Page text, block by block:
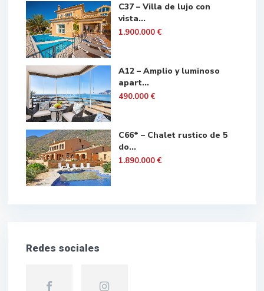
C37 – Villa de lujo con
vista...
1.900.000 €
A12 – Amplio y luminoso
apart...
490.000 €
C66* – Chalet rustico de 5
do...
1.890.000 €
Redes sociales